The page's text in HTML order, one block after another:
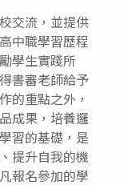
交流，並提供
中職學習歷程
學生實踐所
書審老師給予
的重點之外，
成果，培養邏
習的基礎，是
提升自我的機
報名參加的學